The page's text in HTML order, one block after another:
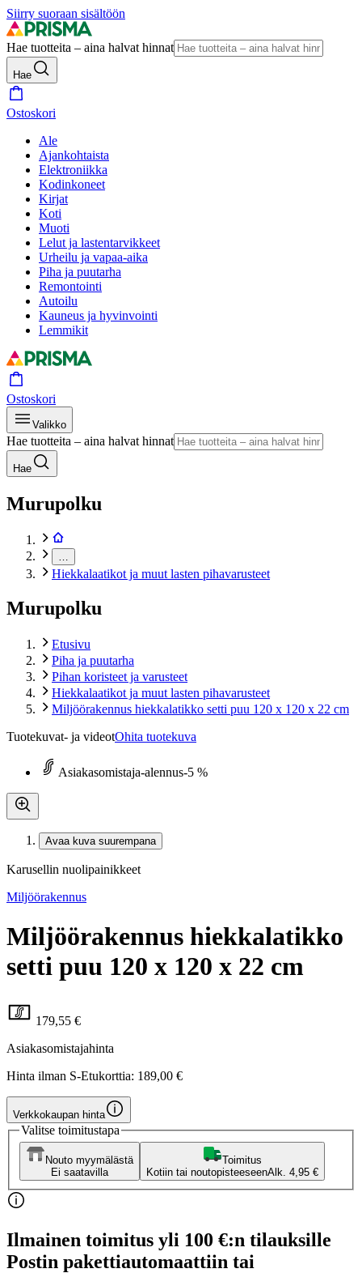
Siirry suoraan sisältöön
Hae tuotteita – aina halvat hinnat
Hae
Ostoskori
Ale
Ajankohtaista
Elektroniikka
Kodinkoneet
Kirjat
Koti
Muoti
Lelut ja lastentarvikkeet
Urheilu ja vapaa-aika
Piha ja puutarha
Remontointi
Autoilu
Kauneus ja hyvinvointi
Lemmikit
Ostoskori
Valikko
Hae tuotteita – aina halvat hinnat
Hae
Murupolku
Hiekkalaatikot ja muut lasten pihavarusteet
Murupolku
Etusivu
Piha ja puutarha
Pihan koristeet ja varusteet
Hiekkalaatikot ja muut lasten pihavarusteet
Miljöörakennus hiekkalatikko setti puu 120 x 120 x 22 cm
Tuotekuvat- ja videotOhita tuotekuva
Asiakasomistaja-alennus-5 %
Avaa kuva suurempana
Karusellin nuolipainikkeet
Miljöörakennus
Miljöörakennus hiekkalatikko
setti puu 120 x 120 x 22 cm
179,55 €
Asiakasomistajahinta
Hinta ilman S-Etukorttia: 189,00 €
Verkkokaupan hinta
Valitse toimitustapa
Nouto myymälästä
Ei saatavilla
Toimitus
Kotiin tai noutopisteeseenAlk. 4,95 €
Ilmainen toimitus yli 100 €:n tilauksille
Postin pakettiautomaattiin tai